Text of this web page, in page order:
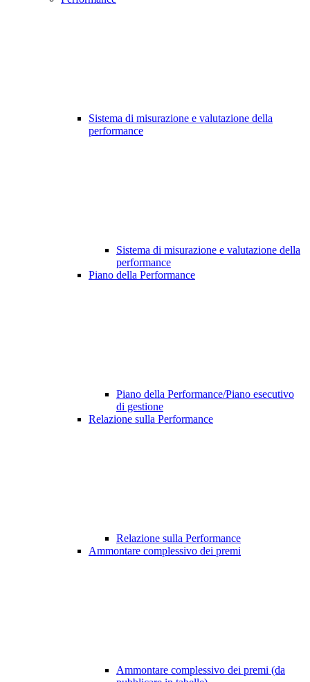
Sistema di misurazione e valutazione della
performance
Sistema di misurazione e valutazione della
performance
Piano della Performance
Piano della Performance/Piano esecutivo
di gestione
Relazione sulla Performance
Relazione sulla Performance
Ammontare complessivo dei premi
Ammontare complessivo dei premi (da